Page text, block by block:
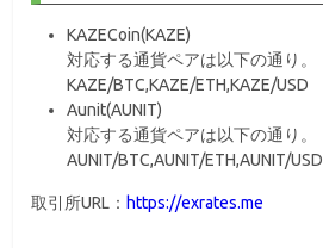
KAZECoin(KAZE)
対応する通貨ペアは以下の通り。
KAZE/BTC,KAZE/ETH,KAZE/USD
Aunit(AUNIT)
対応する通貨ペアは以下の通り。
AUNIT/BTC,AUNIT/ETH,AUNIT/USD
取引所URL： https://exrates.me